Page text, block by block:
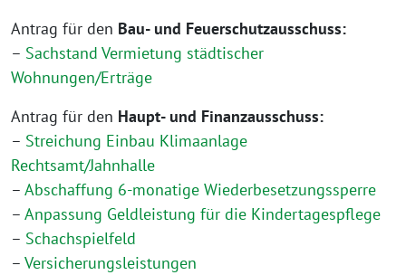
Antrag für den Bau- und Feuerschutzausschuss:
– Sachstand Vermietung städtischer
Wohnungen/Erträge
Antrag für den Haupt- und Finanzausschuss:
– Streichung Einbau Klimaanlage
Rechtsamt/Jahnhalle
– Abschaffung 6-monatige Wiederbesetzungssperre
– Anpassung Geldleistung für die Kindertagespflege
– Schachspielfeld
– Versicherungsleistungen